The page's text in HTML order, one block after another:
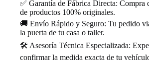
✅ Garantía de Fábrica Directa: Compra
de productos 100% originales.
🚚 Envío Rápido y Seguro: Tu pedido
la puerta de tu casa o taller.
🛠️ Asesoría Técnica Especializada:
confirmar la medida exacta de tu